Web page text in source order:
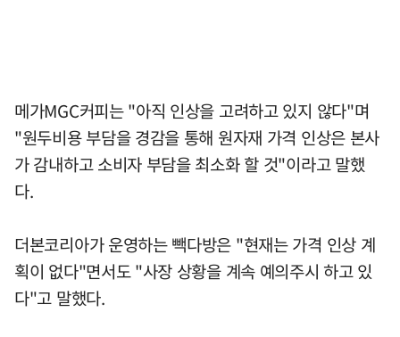
메가MGC커피는 "아직 인상을 고려하고 있지 않다"며
"원두비용 부담을 경감을 통해 원자재 가격 인상은 본사
가 감내하고 소비자 부담을 최소화 할 것"이라고 말했
다.
더본코리아가 운영하는 빽다방은 "현재는 가격 인상 계
획이 없다"면서도 "사장 상황을 계속 예의주시 하고 있
다"고 말했다.